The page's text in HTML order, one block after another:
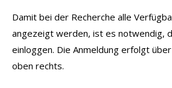
Damit bei der Recherche alle
angezeigt werden, ist es notwendig,
einloggen. Die Anmeldung erfolgt
oben rechts.